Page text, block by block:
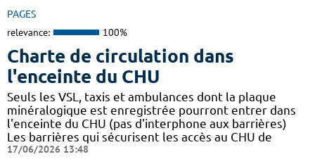
PAGES
relevance: 100%
Charte de circulation dans
l'enceinte du CHU
Seuls les VSL, taxis et ambulances dont la plaque
minéralogique est enregistrée pourront entrer dans
l'enceinte du CHU (pas d'interphone aux barrières)
Les barrières qui sécurisent les accès au CHU de
17/06/2026 13:48